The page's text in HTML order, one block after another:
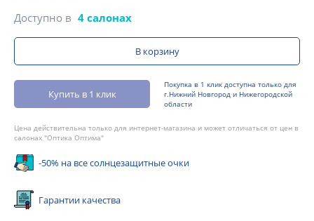
Доступно в 4 салонах
В корзину
Купить в 1 клик
Покупка в 1 клик доступна только для
г.Нижний Новгород и Нижегородской
области
Цена действительна только для интернет-магазина и может отличаться от цен в
салонах "Оптика Оптима"
-50% на все солнцезащитные очки
Гарантии качества